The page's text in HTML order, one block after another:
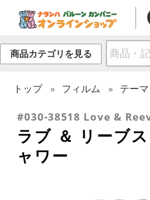
商品カテゴリを見る
トップ フィルム テーマ
#030-38518 Love &
ラブ ＆ リーブ
ャワー